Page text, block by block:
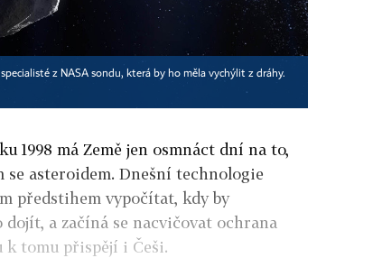
z NASA sondu, která by ho měla vychýlit z dráhy.
1998 má Země jen osmnáct dní na to,
asteroidem. Dnešní technologie
předstihem vypočítat, kdy by
a začíná se nacvičovat ochrana
k tomu přispějí i Češi.